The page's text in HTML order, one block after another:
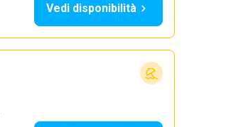
Vedi disponibilità